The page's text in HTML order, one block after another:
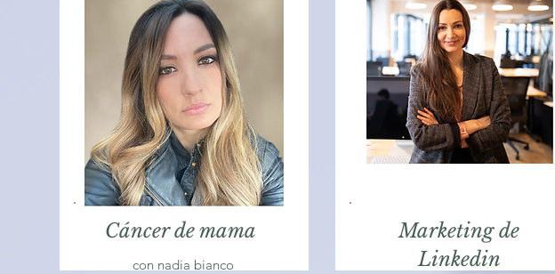
Cáncer de mama
con nadia bianco
Marketing de
Linkedin